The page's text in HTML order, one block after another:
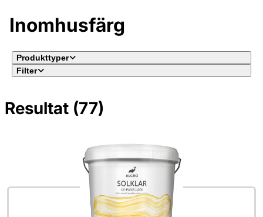
Inomhusfärg
Produkttyper
Filter
Resultat (77)